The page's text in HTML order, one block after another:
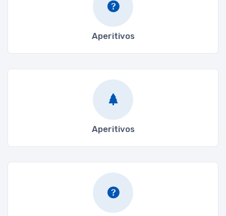
Aperitivos
Aperitivos